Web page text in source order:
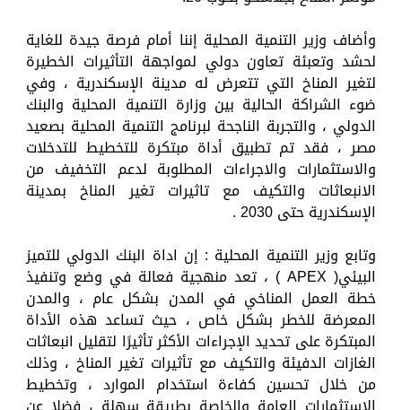
وأضاف وزير التنمية المحلية إننا أمام فرصة جيدة للغاية
لحشد وتعبئة تعاون دولي لمواجهة التأثيرات الخطيرة
لتغير المناخ التي تتعرض له مدينة الإسكندرية ، وفي
ضوء الشراكة الحالية بين وزارة التنمية المحلية والبنك
الدولي ، والتجربة الناجحة لبرنامج التنمية المحلية بصعيد
مصر ، فقد تم تطبيق أداة مبتكرة للتخطيط للتدخلات
والاستثمارات والاجراءات المطلوبة لدعم التخفيف من
الانبعاثات والتكيف مع تاثيرات تغير المناخ بمدينة
الإسكندرية حتى 2030 .
وتابع وزير التنمية المحلية : إن اداة البنك الدولي للتميز
البيئي( APEX ) ، تعد منهجية فعالة في وضع وتنفيذ
خطة العمل المناخي في المدن بشكل عام ، والمدن
المعرضة للخطر بشكل خاص ، حيث تساعد هذه الأداة
المبتكرة على تحديد الإجراءات الأكثر تأثيرًا لتقليل انبعاثات
الغازات الدفيئة والتكيف مع تأثيرات تغير المناخ ، وذلك
من خلال تحسين كفاءة استخدام الموارد ، وتخطيط